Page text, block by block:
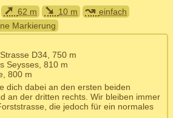
➚ 62 m ➘ 10 m ↝ einfach
Markierung
D34, 750 m
Seysses, 810 m
800 m
dich dabei an den ersten beiden
an der dritten rechts. Wir bleiben immer
die jedoch für ein normales